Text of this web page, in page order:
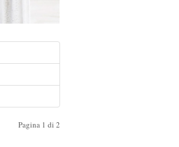
Pagina 1 di 2